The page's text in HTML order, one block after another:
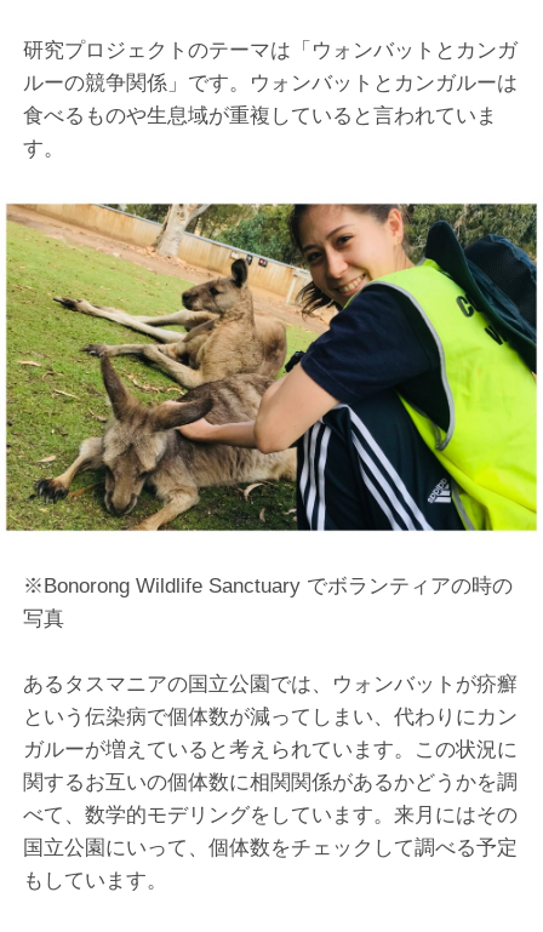
研究プロジェクトのテーマは「ウォンバットとカンガ
ルーの競争関係」です。ウォンバットとカンガルーは
食べるものや生息域が重複していると言われていま
す。
※Bonorong Wildlife Sanctuary でボランティアの時の
写真
あるタスマニアの国立公園では、ウォンバットが疥癬
という伝染病で個体数が減ってしまい、代わりにカン
ガルーが増えていると考えられています。この状況に
関するお互いの個体数に相関関係があるかどうかを調
べて、数学的モデリングをしています。来月にはその
国立公園にいって、個体数をチェックして調べる予定
もしています。